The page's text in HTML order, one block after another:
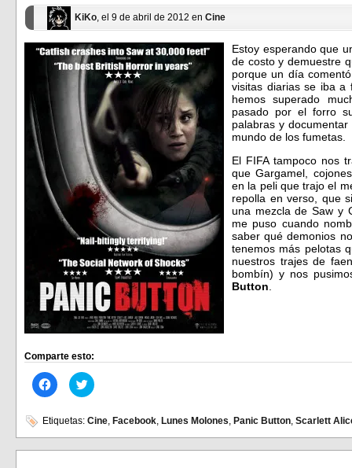
KiKo , el 9 de abril de 2012 en Cine
Estoy esperando que
de costo y demuestre
porque un día
visitas diarias se iba a
hemos superado
pasado por el forro
palabras y
mundo de los fumetas.
El FIFA tampoco nos
que Gargamel,
en la peli que trajo el
repolla en verso, que
una mezcla de Saw y
me puso cuando
saber qué demonios
tenemos más pelotas
nuestros trajes de
bombín) y nos
Button
Comparte esto:
Haz
clic
en
Facebook
(Se
abre
Haz
clic
en
Twitter
(Se
abre
Etiquetas: Cine Facebook Lunes Molones Panic Button Scarlett